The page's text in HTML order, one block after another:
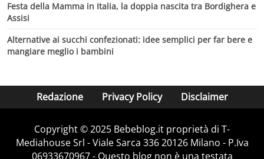
Festa della Mamma in Italia, la doppia nascita tra Bordighera e
Assisi
Alternative ai succhi confezionati: idee semplici per far bere e
mangiare meglio i bambini
Redazione Privacy Policy Disclaimer
Copyright © 2025 Bebeblog.it proprietà di T-
Mediahouse Srl - Viale Sarca 336 20126 Milano - P.Iva
06933670967 - Questo blog non è una testata